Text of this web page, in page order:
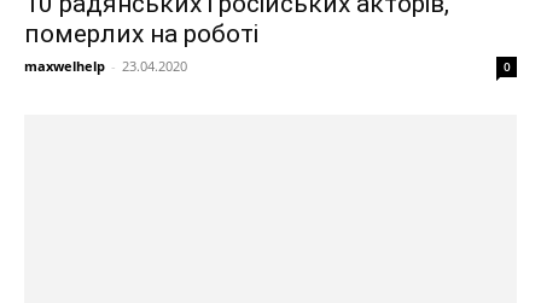
померлих на роботі
maxwelhelp - 23.04.2020 0